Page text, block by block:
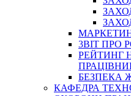
3BIT ПРО
РЕЙТИНГ
БЕЗПЕКА
КАФЕДРА